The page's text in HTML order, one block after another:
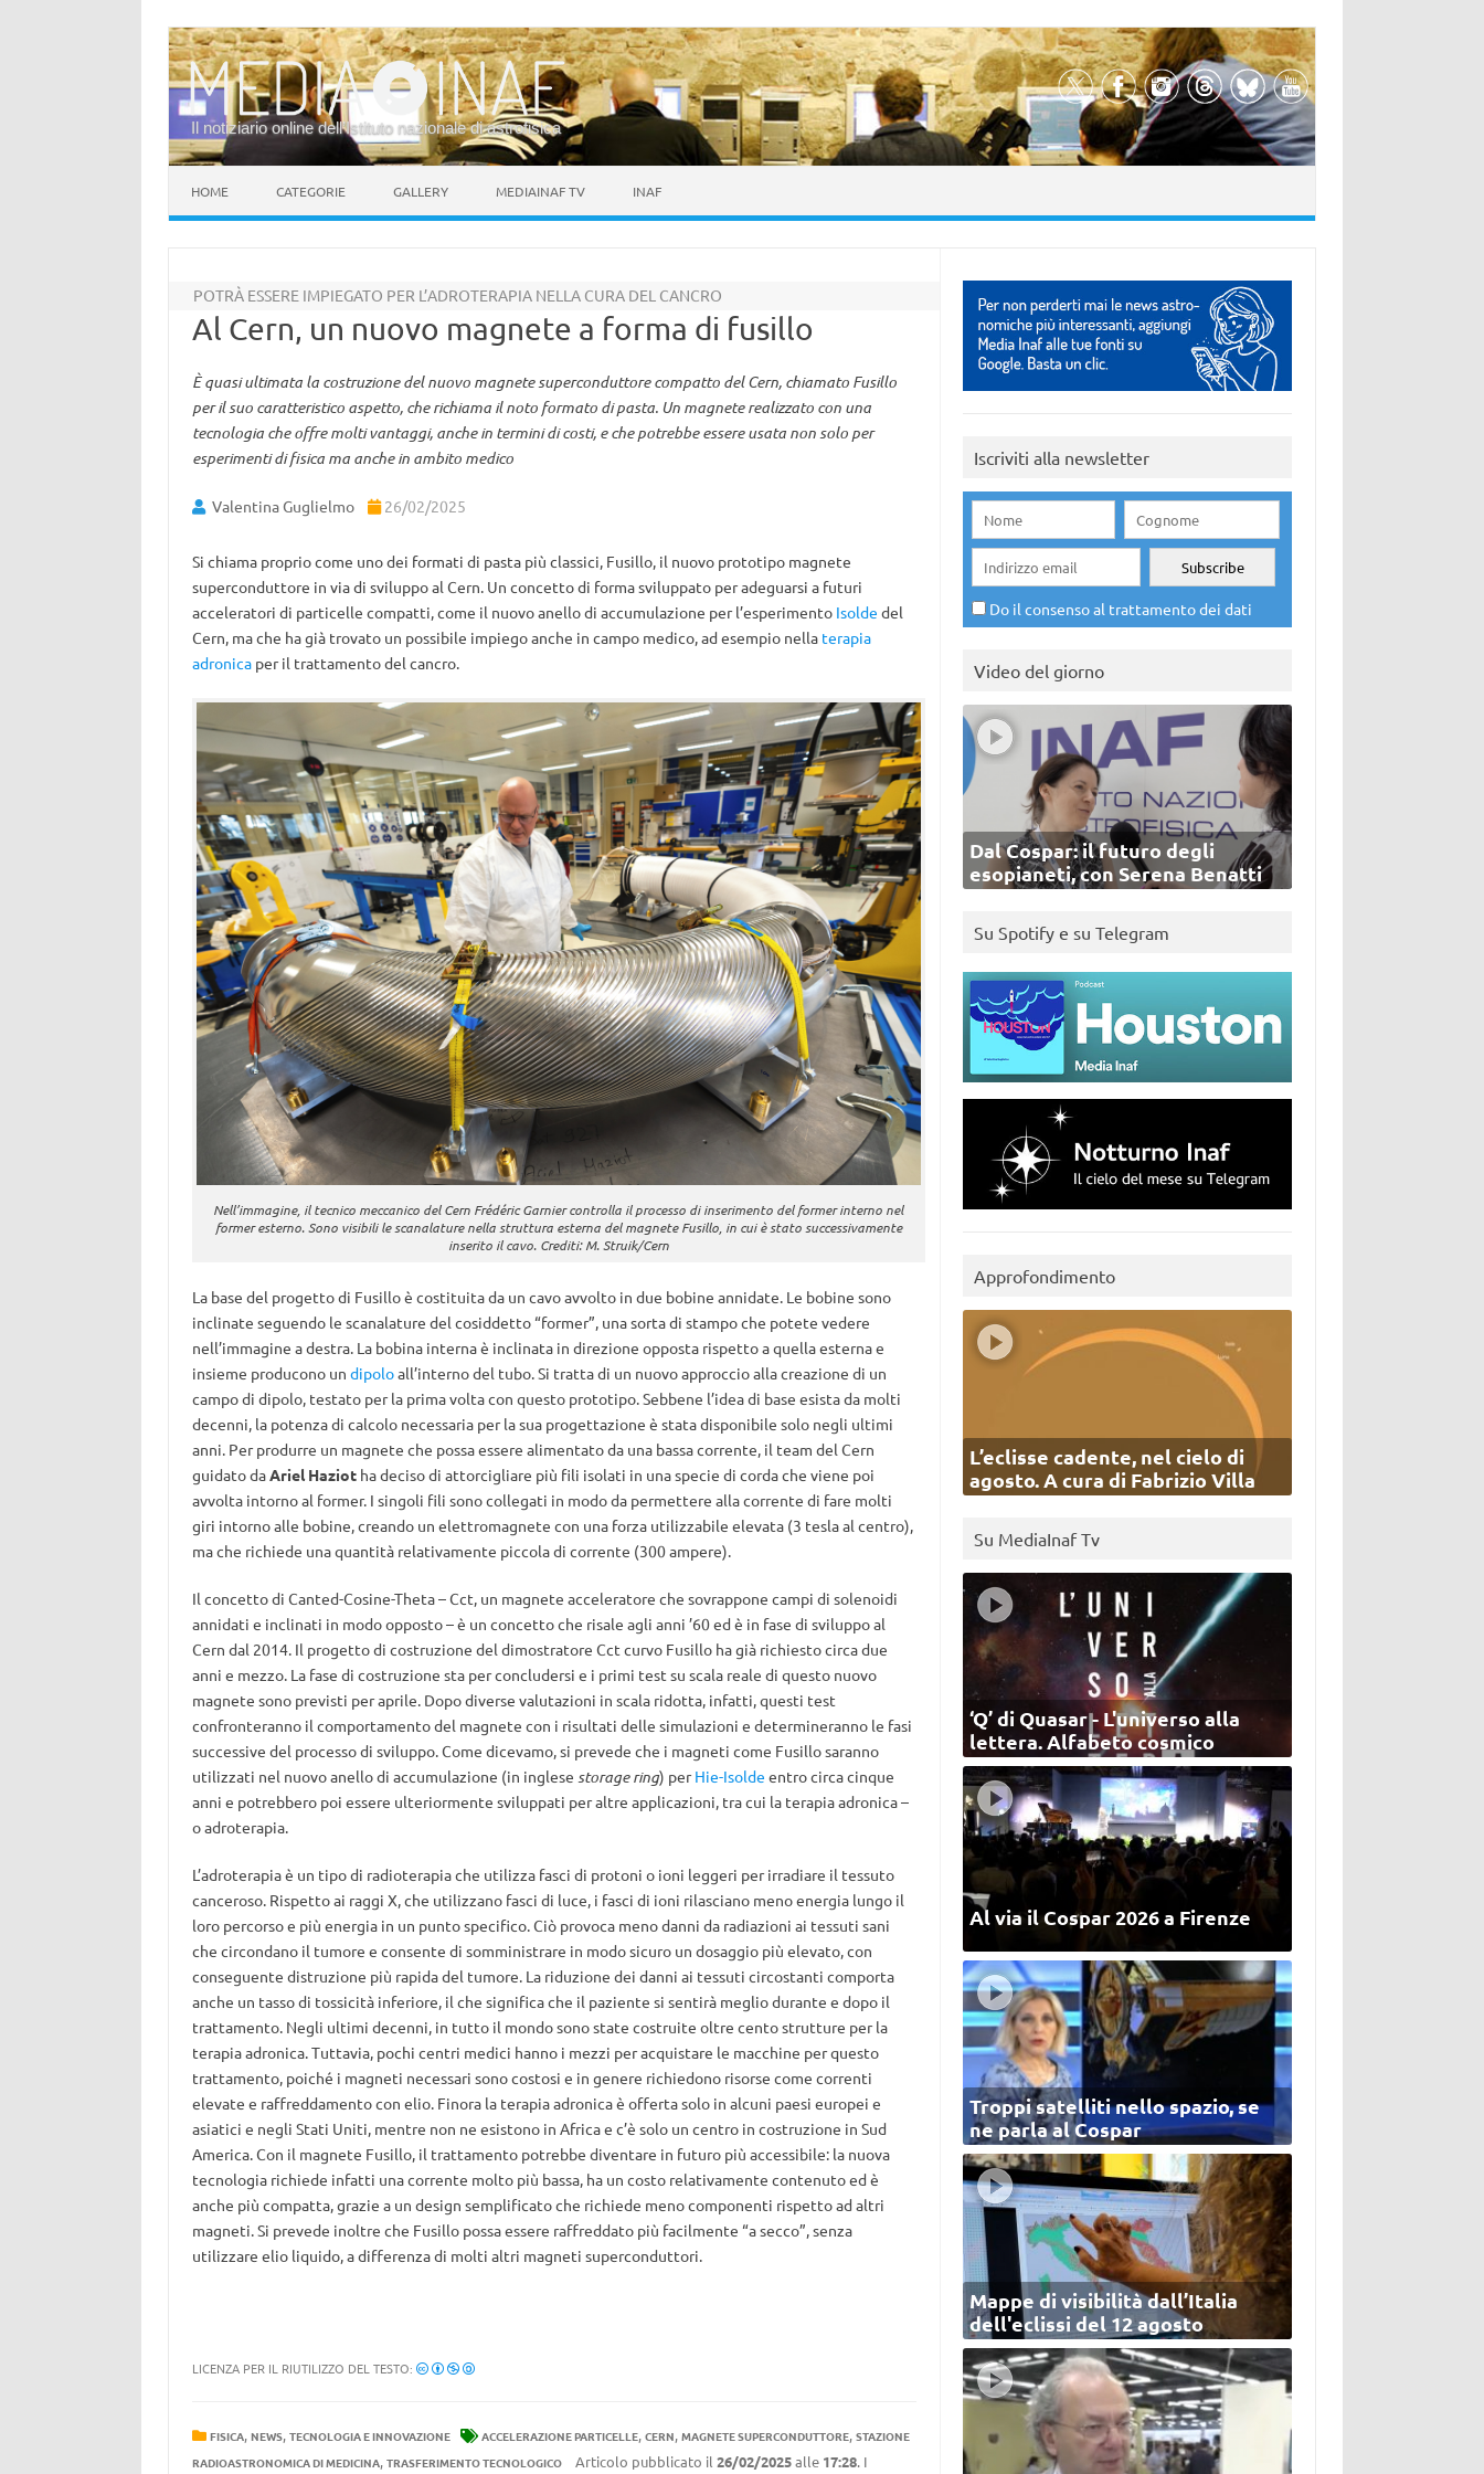
Il notiziario online dell’Istituto nazionale di astrofisica
HOME CATEGORIE GALLERY MEDIAINAF TV INAF
POTRÀ ESSERE IMPIEGATO PER L’ADROTERAPIA NELLA CURA DEL CANCRO
Al Cern, un nuovo magnete a forma di fusillo
È quasi ultimata la costruzione del nuovo magnete superconduttore compatto del Cern, chiamato Fusillo
per il suo caratteristico aspetto, che richiama il noto formato di pasta. Un magnete realizzato con una
tecnologia che offre molti vantaggi, anche in termini di costi, e che potrebbe essere usata non solo per
esperimenti di fisica ma anche in ambito medico
Valentina Guglielmo 26/02/2025
Si chiama proprio come uno dei formati di pasta più classici, Fusillo, il nuovo prototipo magnete
superconduttore in via di sviluppo al Cern. Un concetto di forma sviluppato per adeguarsi a futuri
acceleratori di particelle compatti, come il nuovo anello di accumulazione per l’esperimento Isolde del
Cern, ma che ha già trovato un possibile impiego anche in campo medico, ad esempio nella terapia
adronicaper il trattamento del cancro.
Nell’immagine, il tecnico meccanico del Cern Frédéric Garnier controlla il processo di inserimento del former interno nel
former esterno. Sono visibili le scanalature nella struttura esterna del magnete Fusillo, in cui è stato successivamente
inserito il cavo. Crediti: M. Struik/Cern
La base del progetto di Fusillo è costituita da un cavo avvolto in due bobine annidate. Le bobine sono
inclinate seguendo le scanalature del cosiddetto “former”, una sorta di stampo che potete vedere
nell’immagine a destra. La bobina interna è inclinata in direzione opposta rispetto a quella esterna e
insieme producono un dipoloall’interno del tubo. Si tratta di un nuovo approccio alla creazione di un
campo di dipolo, testato per la prima volta con questo prototipo. Sebbene l’idea di base esista da molti
decenni, la potenza di calcolo necessaria per la sua progettazione è stata disponibile solo negli ultimi
anni. Per produrre un magnete che possa essere alimentato da una bassa corrente, il team del Cern
guidato daAriel Haziotha deciso di attorcigliare più fili isolati in una specie di corda che viene poi
avvolta intorno al former. I singoli fili sono collegati in modo da permettere alla corrente di fare molti
giri intorno alle bobine, creando un elettromagnete con una forza utilizzabile elevata (3 tesla al centro),
ma che richiede una quantità relativamente piccola di corrente (300 ampere).
Il concetto di Canted-Cosine-Theta – Cct, un magnete acceleratore che sovrappone campi di solenoidi
annidati e inclinati in modo opposto – è un concetto che risale agli anni ’60 ed è in fase di sviluppo al
Cern dal 2014. Il progetto di costruzione del dimostratore Cct curvo Fusillo ha già richiesto circa due
anni e mezzo. La fase di costruzione sta per concludersi e i primi test su scala reale di questo nuovo
magnete sono previsti per aprile. Dopo diverse valutazioni in scala ridotta, infatti, questi test
confronteranno il comportamento del magnete con i risultati delle simulazioni e determineranno le fasi
successive del processo di sviluppo. Come dicevamo, si prevede che i magneti come Fusillo saranno
utilizzati nel nuovo anello di accumulazione (in inglese storage ring) perHie-Isolde entro circa cinque
anni e potrebbero poi essere ulteriormente sviluppati per altre applicazioni, tra cui la terapia adronica –
o adroterapia.
L’adroterapia è un tipo di radioterapia che utilizza fasci di protoni o ioni leggeri per irradiare il tessuto
canceroso. Rispetto ai raggi X, che utilizzano fasci di luce, i fasci di ioni rilasciano meno energia lungo il
loro percorso e più energia in un punto specifico. Ciò provoca meno danni da radiazioni ai tessuti sani
che circondano il tumore e consente di somministrare in modo sicuro un dosaggio più elevato, con
conseguente distruzione più rapida del tumore. La riduzione dei danni ai tessuti circostanti comporta
anche un tasso di tossicità inferiore, il che significa che il paziente si sentirà meglio durante e dopo il
trattamento. Negli ultimi decenni, in tutto il mondo sono state costruite oltre cento strutture per la
terapia adronica. Tuttavia, pochi centri medici hanno i mezzi per acquistare le macchine per questo
trattamento, poiché i magneti necessari sono costosi e in genere richiedono risorse come correnti
elevate e raffreddamento con elio. Finora la terapia adronica è offerta solo in alcuni paesi europei e
asiatici e negli Stati Uniti, mentre non ne esistono in Africa e c’è solo un centro in costruzione in Sud
America. Con il magnete Fusillo, il trattamento potrebbe diventare in futuro più accessibile: la nuova
tecnologia richiede infatti una corrente molto più bassa, ha un costo relativamente contenuto ed è
anche più compatta, grazie a un design semplificato che richiede meno componenti rispetto ad altri
magneti. Si prevede inoltre che Fusillo possa essere raffreddato più facilmente “a secco”, senza
utilizzare elio liquido, a differenza di molti altri magneti superconduttori.
LICENZA PER IL RIUTILIZZO DEL TESTO:
FISICA, NEWS, TECNOLOGIA E INNOVAZIONE ACCELERAZIONE PARTICELLE, CERN, MAGNETE SUPERCONDUTTORE, STAZIONE
RADIOASTRONOMICA DI MEDICINA, TRASFERIMENTO TECNOLOGICO Articolo pubblicato il 26/02/2025alle 17:28. I
Iscriviti alla newsletter
Do il consenso al trattamento dei dati
Video del giorno
Dal Cospar: il futuro degli
esopianeti, con Serena Benatti
Su Spotify e su Telegram
Approfondimento
L’eclisse cadente, nel cielo di
agosto. A cura di Fabrizio Villa
Su MediaInaf Tv
‘Q’ di Quasar - L'universo alla
lettera. Alfabeto cosmico
Al via il Cospar 2026 a Firenze
Troppi satelliti nello spazio, se
ne parla al Cospar
Mappe di visibilità dall’Italia
dell'eclissi del 12 agosto